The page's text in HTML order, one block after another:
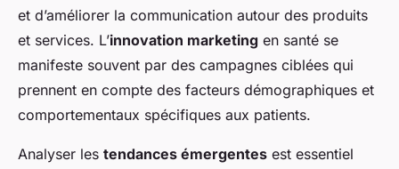
et d’améliorer la communication autour des produits
et services. L’innovation marketing en santé se
manifeste souvent par des campagnes ciblées qui
prennent en compte des facteurs démographiques et
comportementaux spécifiques aux patients.
Analyser les tendances émergentes est essentiel